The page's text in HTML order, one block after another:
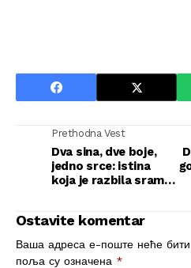
Prethodna Vest
Dva sina, dve boje,
jedno srce: istina
koja je razbila sram i
Ostavite komentar
Ваша адреса е-поште неће
поља су означена *